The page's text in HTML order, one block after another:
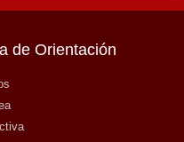
de Orientación